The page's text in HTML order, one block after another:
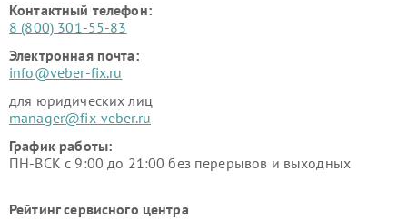
Контактный телефон:
8 (800) 301-55-83
Электронная почта:
info@veber-fix.ru
для юридических лиц
manager@fix-veber.ru
График работы:
ПН-ВСК с 9:00 до 21:00 без перерывов и выходных
Рейтинг сервисного центра